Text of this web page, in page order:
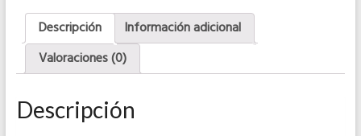
Descripción
Información adicional
Valoraciones (0)
Descripción